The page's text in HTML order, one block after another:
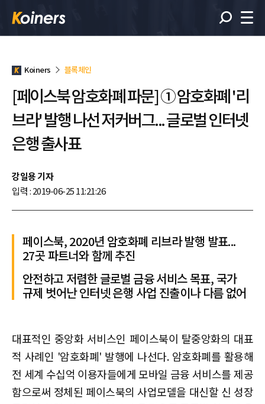
Koiners 블록체인
[페이스북 암호화폐 파문] ① 암호화폐 '리
브라' 발행 나선 저커버그... 글로벌 인터넷
은행 출사표
강일용 기자
입력 : 2019-06-25 11:21:26
페이스북, 2020년 암호화폐 리브라 발행 발표...
27곳 파트너와 함께 추진
안전하고 저렴한 글로벌 금융 서비스 목표, 국가
규제 벗어난 인터넷 은행 사업 진출이나 다름 없어
대표적인 중앙화 서비스인 페이스북이 탈중앙화의 대표
적 사례인 '암호화폐' 발행에 나선다. 암호화폐를 활용해
전 세계 수십억 이용자들에게 모바일 금융 서비스를 제공
함으로써 정체된 페이스북의 사업모델을 대신할 신 성장